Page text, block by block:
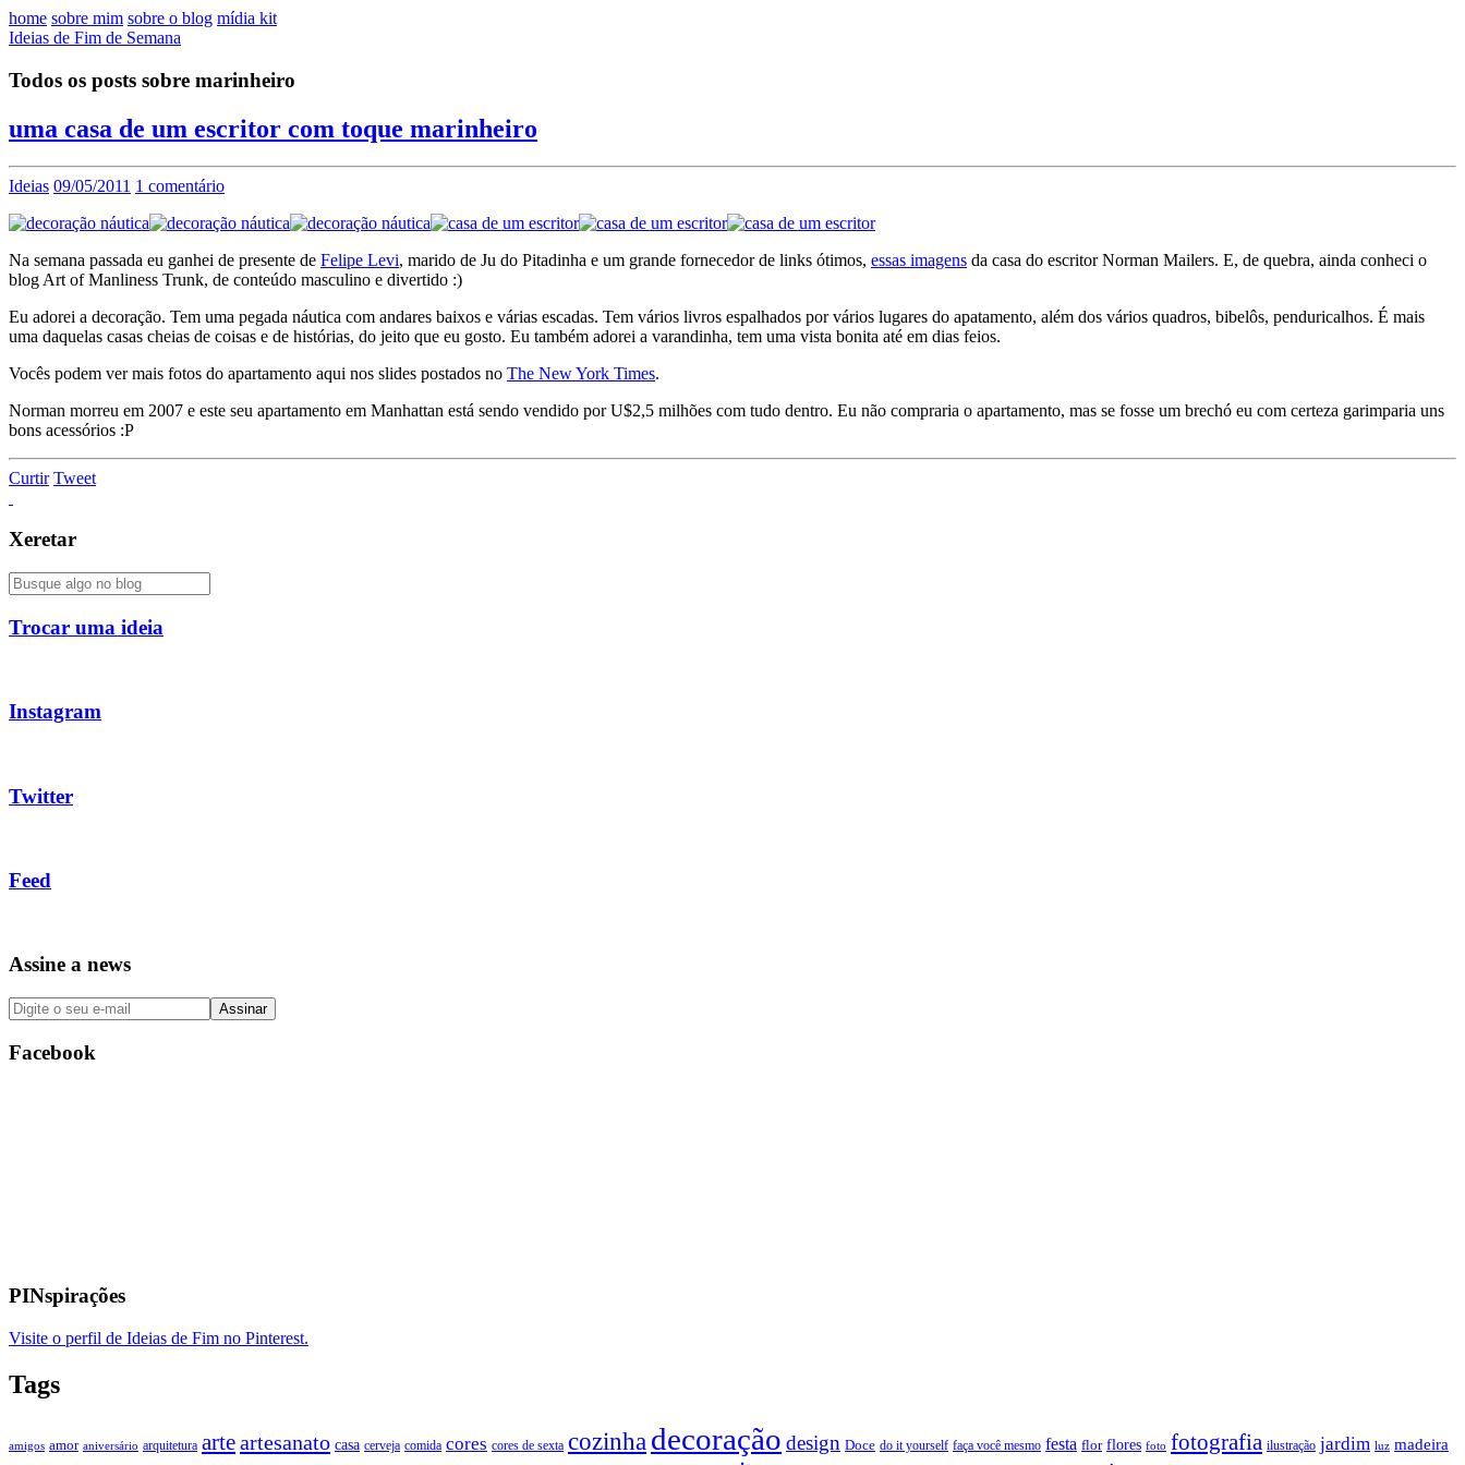
home sobre mim sobre o blog mídia kit
Ideias de Fim de Semana
Todos os posts sobre marinheiro
uma casa de um escritor com toque marinheiro
Ideias 09/05/2011 1 comentário
Na semana passada eu ganhei de presente de Felipe Levi, marido de Ju do Pitadinha e um grande fornecedor de links ótimos, essas imagens da casa do escritor Norman Mailers. E, de quebra, ainda conheci o
blog Art of Manliness Trunk, de conteúdo masculino e divertido :)
Eu adorei a decoração. Tem uma pegada náutica com andares baixos e várias escadas. Tem vários livros espalhados por vários lugares do apatamento, além dos vários quadros, bibelôs, penduricalhos. É mais
uma daquelas casas cheias de coisas e de histórias, do jeito que eu gosto. Eu também adorei a varandinha, tem uma vista bonita até em dias feios.
Vocês podem ver mais fotos do apartamento aqui nos slides postados no The New York Times.
Norman morreu em 2007 e este seu apartamento em Manhattan está sendo vendido por U$2,5 milhões com tudo dentro. Eu não compraria o apartamento, mas se fosse um brechó eu com certeza garimparia uns
bons acessórios :P
Curtir Tweet
Xeretar
Trocar uma ideia
Instagram
Twitter
Feed
Assine a news
Facebook
PINspirações
Visite o perfil de Ideias de Fim no Pinterest.
Tags
amigos amor aniversário arquitetura arteartesanato casa cerveja comida cores cores de sexta cozinha decoração design Doce do it yourself faça você mesmo festa flor flores foto fotografia ilustração jardim luz madeira